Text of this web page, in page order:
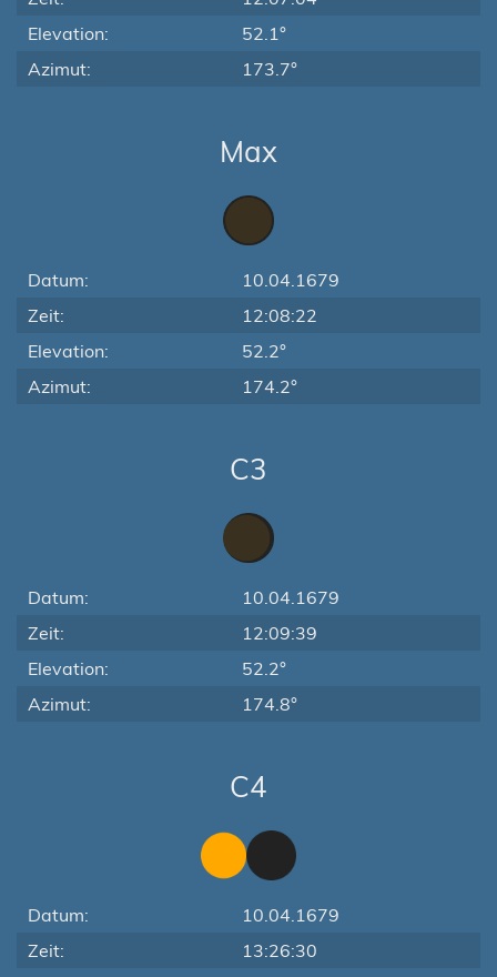
Elevation:
52.1°
Azimut:
173.7°
Max
Datum:
10.04.1679
Zeit:
12:08:22
Elevation:
52.2°
Azimut:
174.2°
C3
Datum:
10.04.1679
Zeit:
12:09:39
Elevation:
52.2°
Azimut:
174.8°
C4
Datum:
10.04.1679
Zeit:
13:26:30